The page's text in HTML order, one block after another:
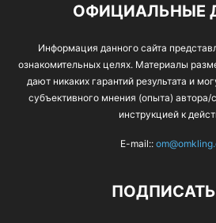
ОФИЦИАЛЬНЫЕ
Информация данного сайта
ознакомительных целях. Материалы
дают никаких гарантий результата и
субъективного мнения (опыта)
инструкцией к
E-mail::